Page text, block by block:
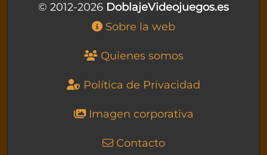
© 2012-2026 DoblajeVideojuegos.es
Sobre la web
Quienes somos
Política de Privacidad
Imagen corporativa
Contacto